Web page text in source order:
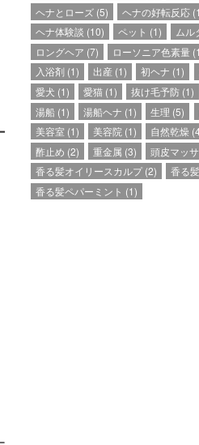
ヘナとローズ (5) ヘナの好転反応
ヘナ体験談 (10) ペット (1) ムル
ロングヘア (7) ローソニア色素量
入浴剤 (1) 出産 (1) 初ヘナ (1)
愛犬 (1) 愛猫 (1) 抜け毛予防 (1)
湯船 (1) 湯船ヘナ (1) 生理 (5)
美容室 (1) 美容院 (1) 自然乾燥
酢止め (2) 重金属 (3) 頭皮マッ
香る髪オイリースカルプ (2) 香る
香る髪ペパーミント (1)